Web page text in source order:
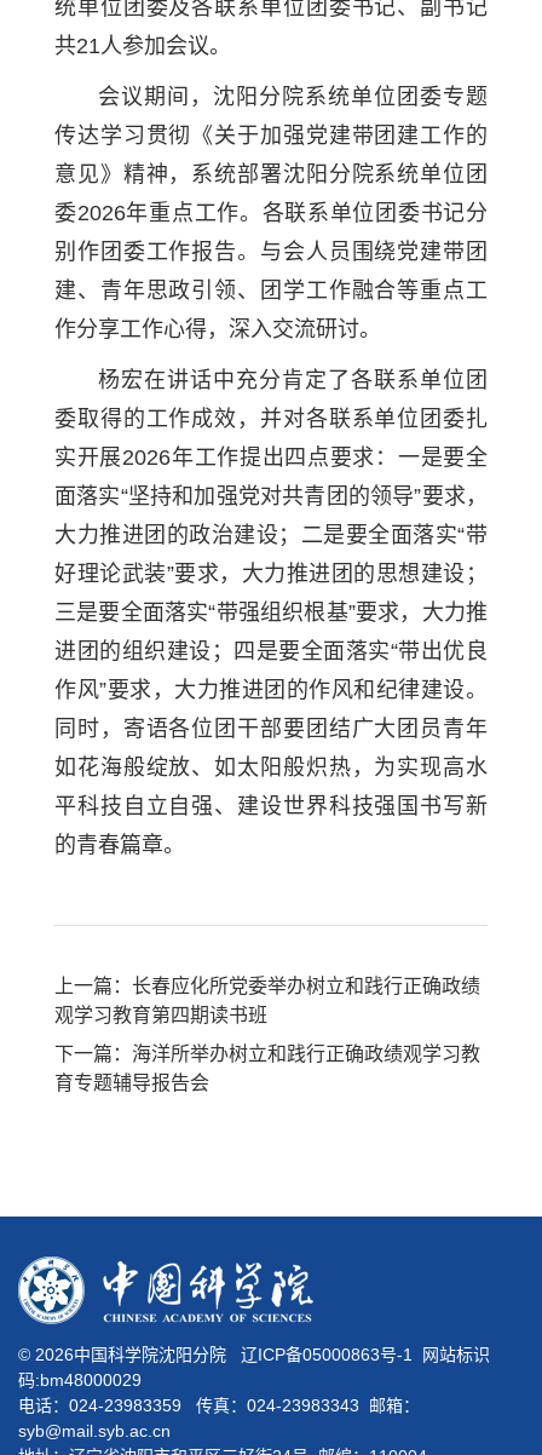
统单位团委及各联系单位团委书记、副书记
共21人参加会议。
会议期间，沈阳分院系统单位团委专题
传达学习贯彻《关于加强党建带团建工作的
意见》精神，系统部署沈阳分院系统单位团
委2026年重点工作。各联系单位团委书记分
别作团委工作报告。与会人员围绕党建带团
建、青年思政引领、团学工作融合等重点工
作分享工作心得，深入交流研讨。
杨宏在讲话中充分肯定了各联系单位团
委取得的工作成效，并对各联系单位团委扎
实开展2026年工作提出四点要求：一是要全
面落实“坚持和加强党对共青团的领导”要求，
大力推进团的政治建设；二是要全面落实“带
好理论武装”要求，大力推进团的思想建设；
三是要全面落实“带强组织根基”要求，大力推
进团的组织建设；四是要全面落实“带出优良
作风”要求，大力推进团的作风和纪律建设。
同时，寄语各位团干部要团结广大团员青年
如花海般绽放、如太阳般炽热，为实现高水
平科技自立自强、建设世界科技强国书写新
的青春篇章。
上一篇：长春应化所党委举办树立和践行正确政绩
观学习教育第四期读书班
下一篇：海洋所举办树立和践行正确政绩观学习教
育专题辅导报告会
© 2026中国科学院沈阳分院 辽ICP备05000863号-1 网站标识
码:bm48000029
电话：024-23983359 传真：024-23983343 邮箱：
syb@mail.syb.ac.cn